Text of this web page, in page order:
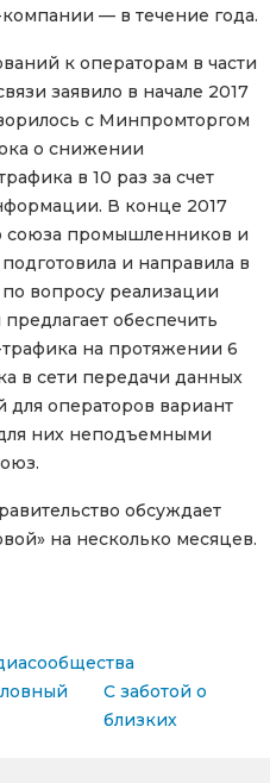
— в течение года.
к операторам в части
заявило в начале 2017
с Минпромторгом
о снижении
в 10 раз за счет
В конце 2017
союза промышленников и
и направила в
вопросу реализации
обеспечить
на протяжении 6
в сети передачи данных
для операторов вариант
них неподъемными
обсуждает
на несколько месяцев.
С заботой о
близких